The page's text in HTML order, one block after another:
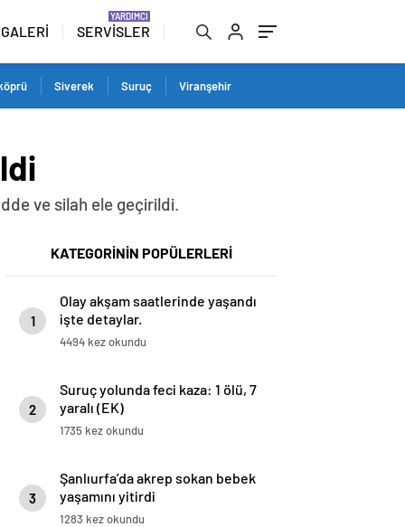
SERVİSLER
Siverek Suruç Viranşehir
ve silah ele geçirildi.
KATEGORİNİN POPÜLERLERİ
1
Olay akşam saatlerinde yaşandı
işte detaylar.
4494 kez okundu
2
Suruç yolunda feci kaza: 1 ölü, 7
yaralı (EK)
1735 kez okundu
3
Şanlıurfa’da akrep sokan bebek
yaşamını yitirdi
1283 kez okundu